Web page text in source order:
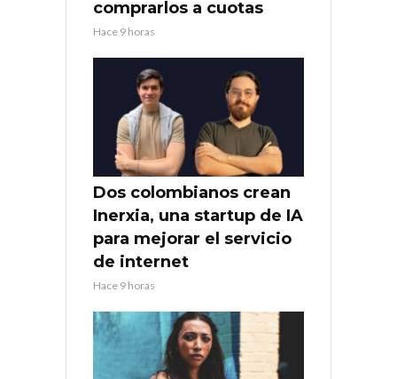
comprarlos a cuotas
Hace 9 horas
Dos colombianos crean
Inerxia, una startup de IA
para mejorar el servicio
de internet
Hace 9 horas